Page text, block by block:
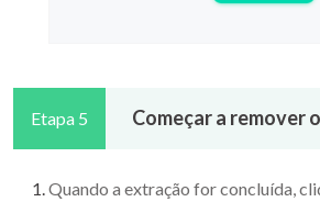
Etapa 5 Começar a remover
Quando a extração for concluída,